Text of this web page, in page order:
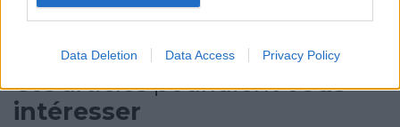
Data Deletion Data Access Privacy Policy
Ces articles pourraientvous
intéresser